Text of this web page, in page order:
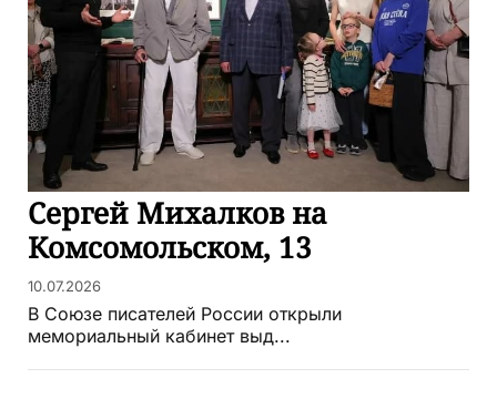
Сергей Михалков на
Комсомольском, 13
10.07.2026
В Союзе писателей России открыли
мемориальный кабинет выд...